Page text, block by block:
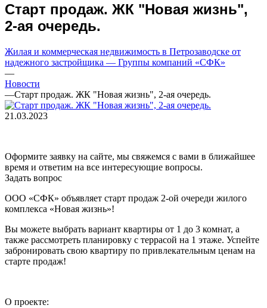
Старт продаж. ЖК "Новая жизнь",
2-ая очередь.
Жилая и коммерческая недвижимость в Петрозаводске от
надежного застройщика — Группы компаний «СФК»
—
Новости
—Старт продаж. ЖК "Новая жизнь", 2-ая очередь.
21.03.2023
Оформите заявку на сайте, мы свяжемся с вами в ближайшее
время и ответим на все интересующие вопросы.
Задать вопрос
ООО «СФК» объявляет старт продаж 2-ой очереди жилого
комплекса «Новая жизнь»!
Вы можете выбрать вариант квартиры от 1 до 3 комнат, а
также рассмотреть планировку с террасой на 1 этаже. Успейте
забронировать свою квартиру по привлекательным ценам на
старте продаж!
О проекте: